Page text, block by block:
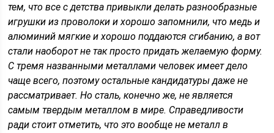
тем, что все с детства привыкли делать разнообразные
игрушки из проволоки и хорошо запомнили, что медь и
алюминий мягкие и хорошо поддаются сгибанию, а вот
стали наоборот не так просто придать желаемую форму.
С тремя названными металлами человек имеет дело
чаще всего, поэтому остальные кандидатуры даже не
рассматривает. Но сталь, конечно же, не является
самым твердым металлом в мире. Справедливости
ради стоит отметить, что это вообще не металл в